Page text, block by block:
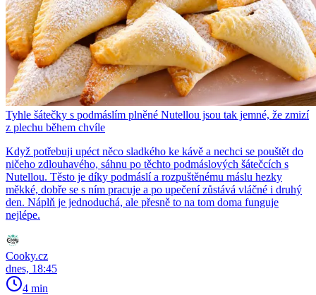
Tyhle šátečky s podmáslím plněné Nutellou jsou tak jemné, že zmizí
z plechu během chvíle
Když potřebuji upéct něco sladkého ke kávě a nechci se pouštět do
ničeho zdlouhavého, sáhnu po těchto podmáslových šátečcích s
Nutellou. Těsto je díky podmáslí a rozpuštěnému máslu hezky
měkké, dobře se s ním pracuje a po upečení zůstává vláčné i druhý
den. Náplň je jednoduchá, ale přesně to na tom doma funguje
nejlépe.
Cooky.cz
dnes, 18:45
4 min